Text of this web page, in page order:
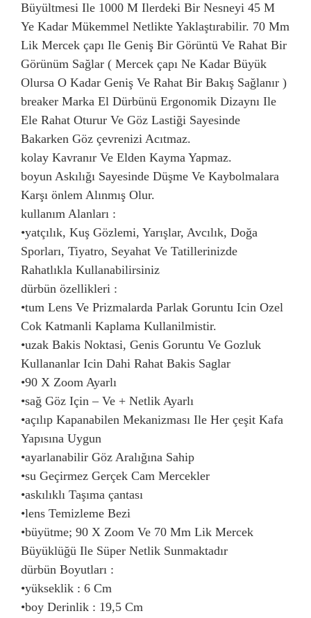
Büyültmesi Ile 1000 M Ilerdeki Bir Nesneyi 45 M
Ye Kadar Mükemmel Netlikte Yaklaştırabilir. 70 Mm
Lik Mercek çapı Ile Geniş Bir Görüntü Ve Rahat Bir
Görünüm Sağlar ( Mercek çapı Ne Kadar Büyük
Olursa O Kadar Geniş Ve Rahat Bir Bakış Sağlanır )
breaker Marka El Dürbünü Ergonomik Dizaynı Ile
Ele Rahat Oturur Ve Göz Lastiği Sayesinde
Bakarken Göz çevrenizi Acıtmaz.
kolay Kavranır Ve Elden Kayma Yapmaz.
boyun Askılığı Sayesinde Düşme Ve Kaybolmalara
Karşı önlem Alınmış Olur.
kullanım Alanları :
•yatçılık, Kuş Gözlemi, Yarışlar, Avcılık, Doğa
Sporları, Tiyatro, Seyahat Ve Tatillerinizde
Rahatlıkla Kullanabilirsiniz
dürbün özellikleri :
•tum Lens Ve Prizmalarda Parlak Goruntu Icin Ozel
Cok Katmanli Kaplama Kullanilmistir.
•uzak Bakis Noktasi, Genis Goruntu Ve Gozluk
Kullananlar Icin Dahi Rahat Bakis Saglar
•90 X Zoom Ayarlı
•sağ Göz Için – Ve + Netlik Ayarlı
•açılıp Kapanabilen Mekanizması Ile Her çeşit Kafa
Yapısına Uygun
•ayarlanabilir Göz Aralığına Sahip
•su Geçirmez Gerçek Cam Mercekler
•askılıklı Taşıma çantası
•lens Temizleme Bezi
•büyütme; 90 X Zoom Ve 70 Mm Lik Mercek
Büyüklüğü Ile Süper Netlik Sunmaktadır
dürbün Boyutları :
•yükseklik : 6 Cm
•boy Derinlik : 19,5 Cm